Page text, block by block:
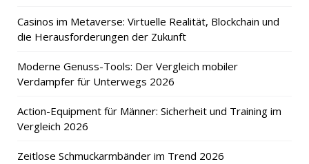
Casinos im Metaverse: Virtuelle Realität, Blockchain und
die Herausforderungen der Zukunft
Moderne Genuss-Tools: Der Vergleich mobiler
Verdampfer für Unterwegs 2026
Action-Equipment für Männer: Sicherheit und Training im
Vergleich 2026
Zeitlose Schmuckarmbänder im Trend 2026